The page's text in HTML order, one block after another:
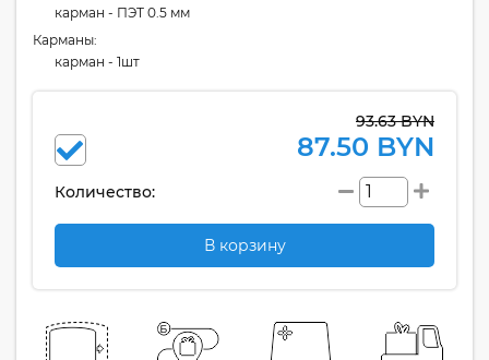
карман - ПЭТ 0.5 мм
Карманы:
карман - 1шт
93.63 BYN
87.50 BYN
Количество:
В корзину